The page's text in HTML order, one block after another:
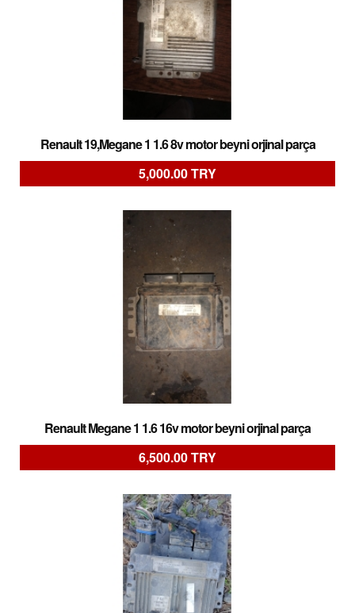
Renault 19,Megane 1 1.6 8v motor beyni orjinal parça
5,000.00 TRY
Renault Megane 1 1.6 16v motor beyni orjinal parça
6,500.00 TRY